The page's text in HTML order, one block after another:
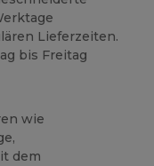
Lieferzeiten.
bis Freitag
wie
dem